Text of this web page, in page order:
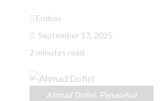
Endras
September 17, 2025
2 minutes read
Ahmad Dofiri, Penasehat